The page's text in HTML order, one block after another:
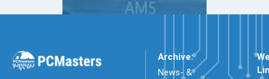
Archive:
News- &